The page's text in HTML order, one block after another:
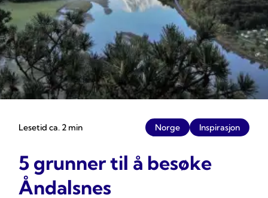
Lesetid ca. 2 min Norge Inspirasjon
5 grunner til å besøke
Åndalsnes